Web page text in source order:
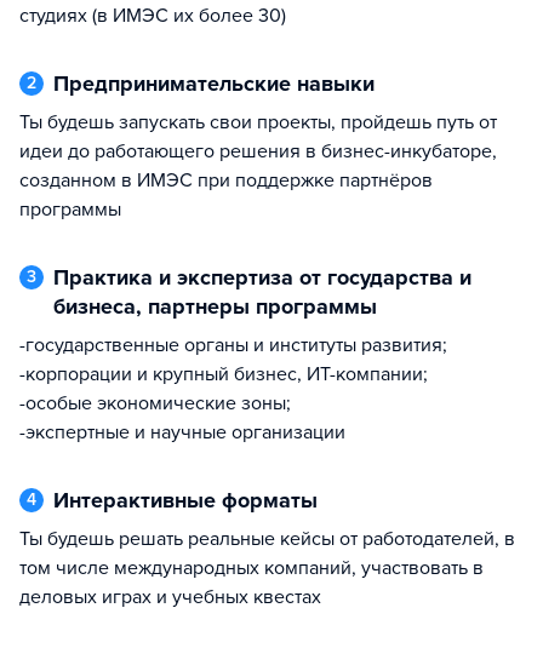
студиях (в ИМЭС их более 30)
2 Предпринимательские навыки
ты будешь запускать свои проекты, пройдешь путь от
идеи до работающего решения в бизнес-инкубаторе,
созданном в ИМЭС при поддержке партнёров
программы
3
Практика и экспертиза от государства и
бизнеса, партнеры программы
-государственные органы и институты развития;
-корпорации и крупный бизнес, ИТ-компании;
-особые экономические зоны;
-экспертные и научные организации
4 Интерактивные форматы
ты будешь решать реальные кейсы от работодателей, в
том числе международных компаний, участвовать в
деловых играх и учебных квестах